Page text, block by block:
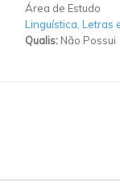
Área de Estudo
Linguística, Letras
Qualis: Não Possui